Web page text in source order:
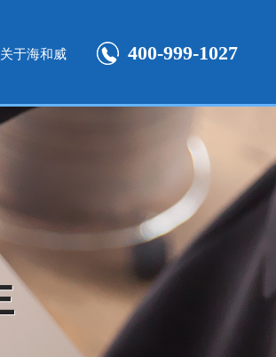
400-999-1027
关于海和威